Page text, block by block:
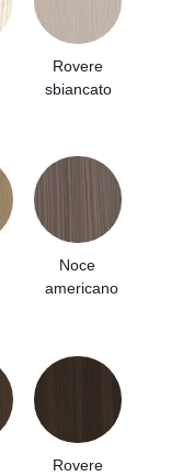
Rovere
sbiancato
Noce
americano
Rovere